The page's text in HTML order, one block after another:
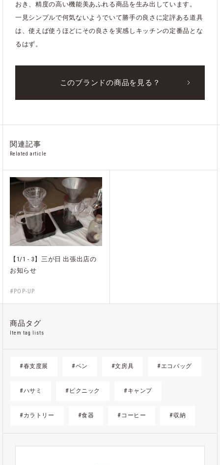
おき、精度の高い機能美あふれる商品を生み出しています。
一見シンプルで何気ないようでいて勝手の良さに定評ある道具
は、使えば使うほどにその良さを実感しキッチンの定番品とな
るはず。
このブランドの商品を見る？
関連記事
Related article
【1/1 - 3】三が日 出張出店の
お知らせ
#POP-UP
商品タグ
Item tag lists
#春支度展 #ペン #文房具 #エコバッグ
#ハサミ #ピクニック #キャンプ
#カラトリー #食器 #コーヒー #収納